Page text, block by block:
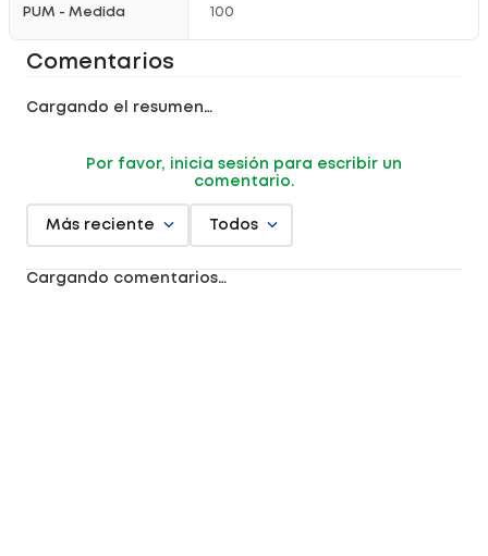
PUM - Medida 100
Comentarios
Cargando el resumen…
Por favor, inicia sesión para escribir un
comentario.
Más reciente Todos
Cargando comentarios…